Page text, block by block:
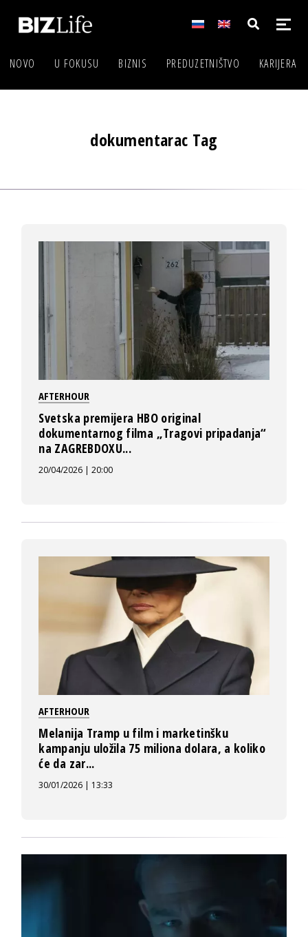
NOVO U FOKUSU BIZNIS PREDUZETNIŠTVO KARIJERA
dokumentarac Tag
AFTERHOUR
Svetska premijera HBO original
dokumentarnog filma „Tragovi pripadanja“
na ZAGREBDOXU...
20/04/2026 | 20:00
AFTERHOUR
Melanija Tramp u film i marketinšku
kampanju uložila 75 miliona dolara, a koliko
će da zar...
30/01/2026 | 13:33